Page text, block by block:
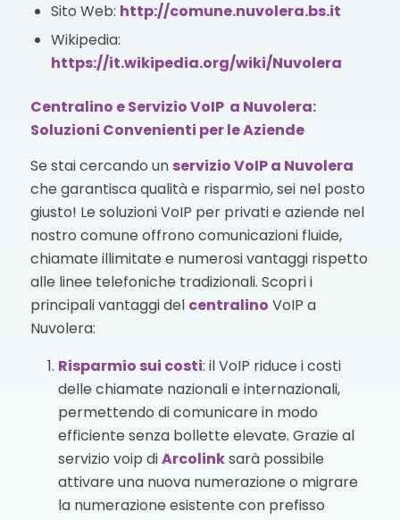
Sito Web: http://comune.nuvolera.bs.it
Wikipedia:
https://it.wikipedia.org/wiki/Nuvolera
Centralino e Servizio VoIP a Nuvolera:
Soluzioni Convenienti per le Aziende
Se stai cercando un servizio VoIPa Nuvolera
che garantisca qualità e risparmio, sei nel posto
giusto! Le soluzioni VoIP per privati e aziende nel
nostro comune offrono comunicazioni fluide,
chiamate illimitate e numerosi vantaggi rispetto
alle linee telefoniche tradizionali. Scopri i
principali vantaggi del centralino VoIP a
Nuvolera:
Risparmio sui costi: il VoIP riduce i costi
delle chiamate nazionali e internazionali,
permettendo di comunicare in modo
efficiente senza bollette elevate. Grazie al
servizio voip diArcolinksarà possibile
attivare una nuova numerazione o migrare
la numerazione esistente con prefisso